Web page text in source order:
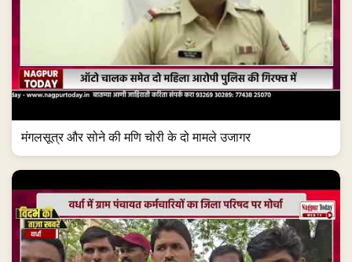
मंगलसूत्र और सोने की मणि चोरी के दो मामले उजागर